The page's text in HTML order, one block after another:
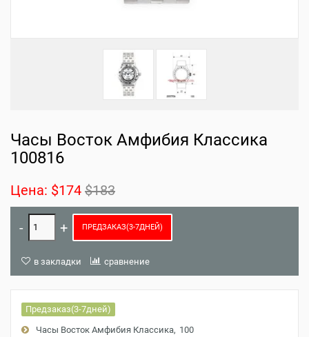
Часы Восток Амфибия Классика
100816
Цена: $174 $183
ПРЕДЗАКАЗ(3-7ДНЕЙ)
в закладки сравнение
Предзаказ(3-7дней)
Часы Восток Амфибия Классика 100